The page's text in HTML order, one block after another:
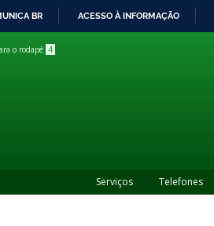
BR ACESSO À INFORMAÇÃO
o rodapé 4
Serviços Telefones